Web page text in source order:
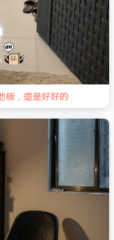
板，還是好好的